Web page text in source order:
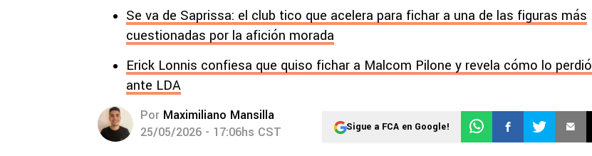
Se va de Saprissa: el club tico que acelera para fichar a una de las figuras más
cuestionadas por la afición morada
Erick Lonnis confiesa que quiso fichar a Malcom Pilone y revela cómo lo perdió
ante LDA
Por Maximiliano Mansilla
25/05/2026 - 17:06hs CST
Sigue a FCA en Google!